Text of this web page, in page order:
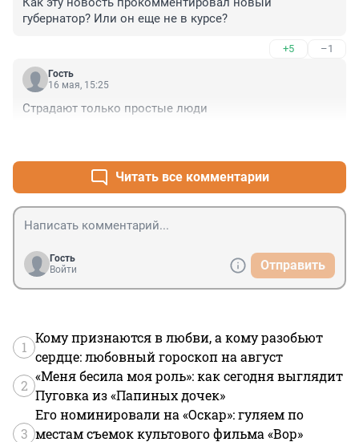
губернатор? Или он еще не в курсе?
+5 –1
Гость
16 мая, 15:25
Страдают только простые люди
Читать все комментарии
Гость
Войти
Отправить
1
Кому признаются в любви, а кому разобьют
сердце: любовный гороскоп на август
2
«Меня бесила моя роль»: как сегодня выглядит
Пуговка из «Папиных дочек»
3
Его номинировали на «Оскар»: гуляем по
местам съемок культового фильма «Вор»